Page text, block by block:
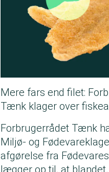
Mere fars end filet:
Tænk klager over
Forbrugerrådet Tænk
Miljø- og
afgørelse fra
lægger op til, at